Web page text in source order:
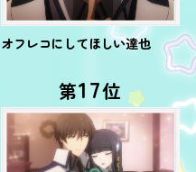
オフレコにしてほしい達也
第17位